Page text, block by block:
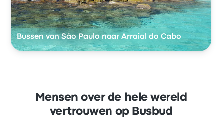
Bussen van São Paulo naar Arraial do Cabo
Mensen over de hele wereld
vertrouwen op Busbud